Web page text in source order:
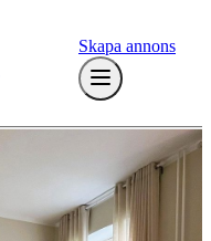
Skapa annons